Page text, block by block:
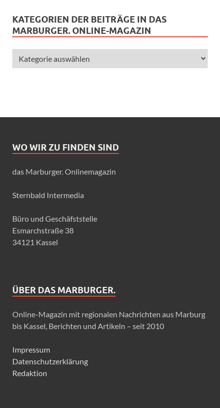
KATEGORIEN DER BEITRÄGE IN DAS
MARBURGER. ONLINE-MAGAZIN
WO WIR ZU FINDEN SIND
das Marburger. Onlinemagazin
Sternbald Intermedia
Büro und Geschäfststelle
Esmarchstraße 38
34121 Kassel
ÜBER DAS MARBURGER.
Online-Magazin mit regionalen Nachrichten aus Marburg
bis Kassel, Berichten und Artikeln – seit 2010
Impressum
Datenschutzerklärung
Redaktion